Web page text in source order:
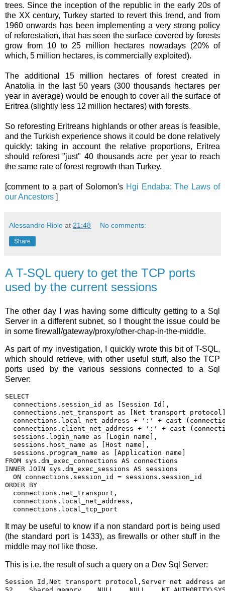
trees. Since the inception of the republic in the early 20s of
the XX century, Turkey started to revert this trend, and from
1960 onwards has been implementing a very strong policy
of reforestation, that has seen the surface covered by forests
grow from 10 to 25 million hectares nowadays (20% of
which, 5 million hectares, is commercially exploited).
The additional 15 million hectares of forest created in
Anatolia in the last 50 years (300 thousands hectares per
year in average) would be enough to cover all the surface of
Eritrea (slightly less 12 million hectares) with forests.
So reforesting Eritreans highlands or other areas is feasible,
and the Turkish experience shows it could be done relatively
quickly: taking in account the relative proportions, Eritrea
should reforest "just" 40 thousands acre per year to reach
the same rate of forest regrowth than Turkey.
[comment to a part of Solomon's Hgi Endaba: The Laws of
our Ancestors ]
Alessandro Riolo at 21:48 No comments:
Share
A T-SQL query to get the TCP ports
used by the current sessions
The other day I was having some difficulty getting to a Sql
Server in a different subnet, so I thought the issue could be
in some firewall/gateway/proxy/other-chap-in-the-middle.
As part of my investigation, I quickly wrote this bit of T-SQL,
which should retrieve, with other useful stuff, also the TCP
ports used by the various sessions connected to a Sql
Server:
SELECT
  connections.session_id as [Session Id],
connections.net_transport as [Net transport
connections.local_net_address + ':' + cast
connections.client_net_address + ':' + cast
  sessions.login_name as [Login name],
  sessions.host_name as [Host name],
  sessions.program_name as [Application name]
FROM sys.dm_exec_connections AS connections
INNER JOIN sys.dm_exec_sessions AS sessions
  ON connections.session_id = sessions.session_id
ORDER BY
  connections.net_transport,
  connections.local_net_address,
  connections.local_tcp_port
It may be useful to know if a non standard port is being used
(the standard port is 1433), as firewalls or other stuff in the
middle may not like those.
This is i.e. the result of such a query on a Dev Sql Server:
Session Id,Net transport protocol,Server net address